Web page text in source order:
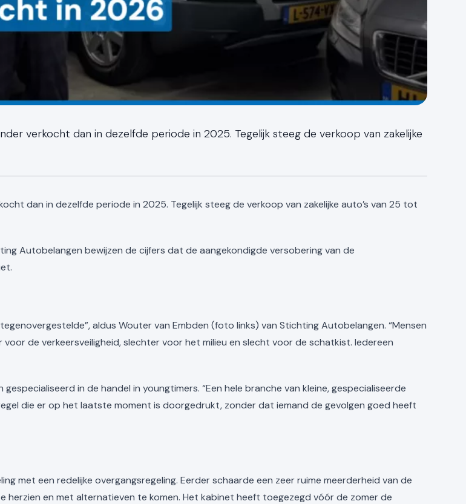
verkocht dan in dezelfde periode in 2025. Tegelijk steeg de verkoop van zakelijke
dan in dezelfde periode in 2025. Tegelijk steeg de verkoop van zakelijke auto’s van 25 tot
Autobelangen bewijzen de cijfers dat de aangekondigde versobering van de
aldus Wouter van Embden (foto links) van Stichting Autobelangen. “Mensen
de verkeersveiligheid, slechter voor het milieu en slecht voor de schatkist. Iedereen
in de handel in youngtimers. “Een hele branche van kleine, gespecialiseerde
die er op het laatste moment is doorgedrukt, zonder dat iemand de gevolgen goed heeft
met een redelijke overgangsregeling. Eerder schaarde een zeer ruime meerderheid van de
en met alternatieven te komen. Het kabinet heeft toegezegd vóór de zomer de